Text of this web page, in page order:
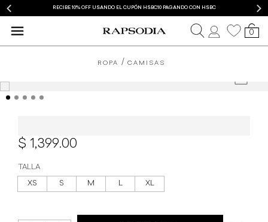
RECIBE 10% OFF USANDO EL CUPÓN HSBC10 PAGANDO CON HSBC
0
ROPA CAMISAS
1,399.00
TALLA
XS S M L XL